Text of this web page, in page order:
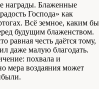
награды. Блаженные
Господа» как
Всё земное, каким бы
будущим блаженством.
равная честь даётся тому,
даже малую благодать.
похвала и
мера воздаяния может